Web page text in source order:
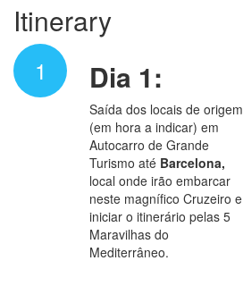
Itinerary
1 Dia 1:
Saída dos locais de origem
(em hora a indicar) em
Autocarro de Grande
Turismo até Barcelona,
local onde irão embarcar
neste magnífico Cruzeiro e
iniciar o itinerário pelas 5
Maravilhas do
Mediterrâneo.